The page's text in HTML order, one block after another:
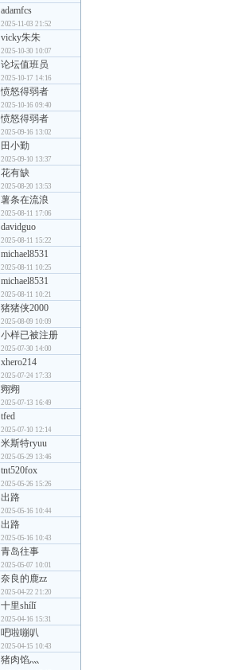
adamfcs
2025-11-03 21:52
vicky朱朱
2025-10-30 10:07
论坛值班员
2025-10-17 14:16
愤怒得弱者
2025-10-16 09:40
愤怒得弱者
2025-09-16 13:02
田小勤
2025-09-10 13:37
花有缺
2025-08-20 13:53
薯条在流浪
2025-08-11 17:06
davidguo
2025-08-11 15:22
michael8531
2025-08-11 10:25
michael8531
2025-08-11 10:21
猪猪侠2000
2025-08-09 10:09
小样已被注册
2025-07-30 14:00
xhero214
2025-07-24 17:33
翙翙
2025-07-13 16:49
tfed
2025-07-10 12:14
米斯特ryuu
2025-05-29 13:46
tnt520fox
2025-05-26 15:26
出路
2025-05-16 10:44
出路
2025-05-16 10:43
青岛往事
2025-05-07 10:01
奈良的鹿zz
2025-04-22 21:20
十里shílǐ
2025-04-16 15:31
吧啦嘣叭
2025-04-15 10:43
猪肉馅灬